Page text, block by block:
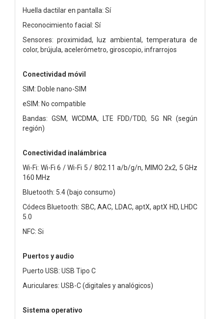
Huella dactilar en pantalla: Sí
Reconocimiento facial: Sí
Sensores: proximidad, luz ambiental, temperatura de
color, brújula, acelerómetro, giroscopio, infrarrojos
Conectividad móvil
SIM: Doble nano-SIM
eSIM: No compatible
Bandas: GSM, WCDMA, LTE FDD/TDD, 5G NR (según
región)
Conectividad inalámbrica
Wi-Fi: Wi-Fi 6 / Wi-Fi 5 / 802.11 a/b/g/n, MIMO 2x2, 5 GHz
160 MHz
Bluetooth: 5.4 (bajo consumo)
Códecs Bluetooth: SBC, AAC, LDAC, aptX, aptX HD, LHDC
5.0
NFC: Si
Puertos y audio
Puerto USB: USB Tipo C
Auriculares: USB-C (digitales y analógicos)
Sistema operativo